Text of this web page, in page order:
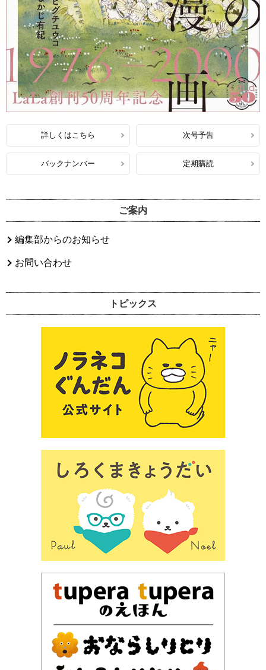
詳しくはこちら 次号予告
バックナンバー 定期購読
ご案内
編集部からのお知らせ
お問い合わせ
トピックス